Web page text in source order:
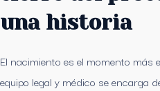
una historia
El nacimiento es el momento más
equipo legal y médico se encarga